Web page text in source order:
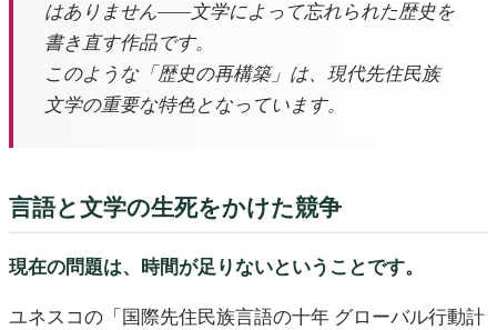
はありません——文学によって忘れられた歴史を
書き直す作品です。
このような「歴史の再構築」は、現代先住民族
文学の重要な特色となっています。
言語と文学の生死をかけた競争
現在の問題は、時間が足りないということです。
ユネスコの「国際先住民族言語の十年 グローバル行動計